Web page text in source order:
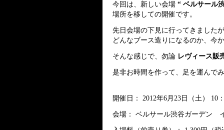
今回は、新しい会場 “ ベルサール
場所を移しての開催です。
先日会場の下見に行ってきました
どんなブース造りになるのか、今
そんな感じで、勿論 レヴィース販
是非お時間を作って、足を運んで
開催日： 2012年6月23日（土） 10
会場： ベルサール渋谷ガーデン